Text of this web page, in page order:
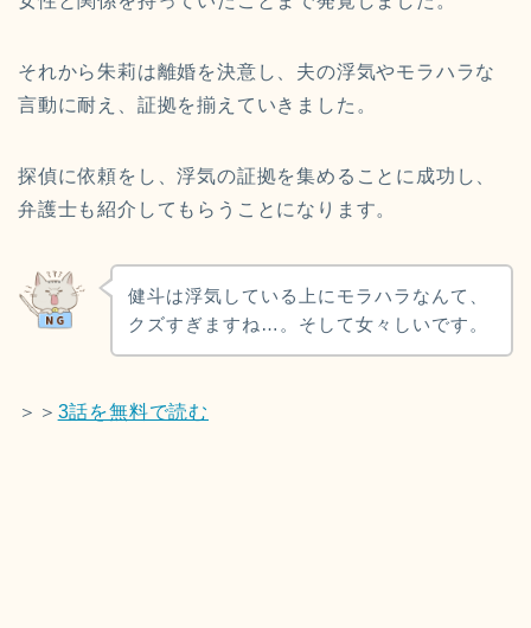
それから朱莉は離婚を決意し、夫の浮気やモラハラな
言動に耐え、証拠を揃えていきました。
探偵に依頼をし、浮気の証拠を集めることに成功し、
弁護士も紹介してもらうことになります。
健斗は浮気している上にモラハラなんて、
クズすぎますね…。そして女々しいです。
＞＞ 3話を無料で読む